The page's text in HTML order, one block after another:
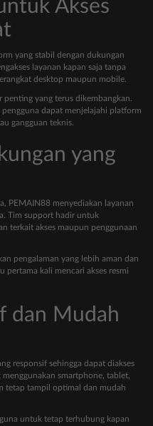
Akses
yang stabil dengan dukungan
layanan kapan saja tanpa
desktop maupun mobile.
penting yang terus dikembangkan.
dapat menjelajahi platform
gangguan teknis.
yang
PEMAIN88 menyediakan layanan
Tim support hadir untuk
terkait akses maupun penggunaan
pengalaman yang lebih aman dan
pertama kali mencari akses resmi
dan Mudah
responsif sehingga dapat diakses
smartphone, tablet,
tetap tampil optimal dan mudah
untuk tetap terhubung kapan